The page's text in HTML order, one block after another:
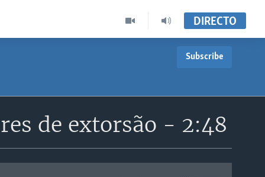
DIRECTO
Subscribe
de extorsão - 2:48